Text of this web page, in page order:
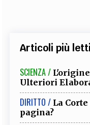
Articoli più
SCIENZA /
Ulteriori
DIRITTO / La
pagina?